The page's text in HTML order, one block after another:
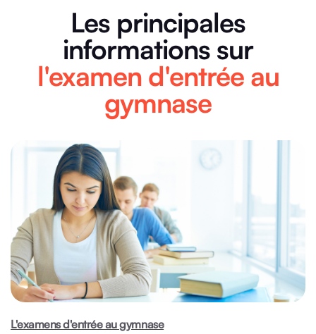
Les principales
informations sur
l'examen d'entrée au
gymnase
L'examens d'entrée au gymnase